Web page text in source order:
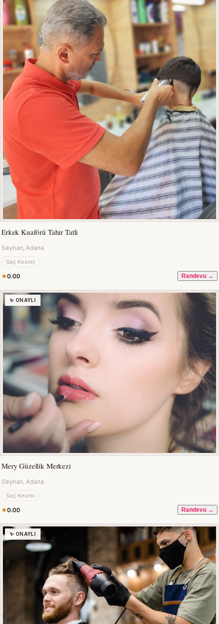
Erkek Kuaförü Tahir Tatli
Seyhan, Adana
Saç Kesimi
0.00 Randevu →
✨ ONAYLI
Mery Güzellik Merkezi
Seyhan, Adana
Saç Kesimi
0.00 Randevu →
✨ ONAYLI